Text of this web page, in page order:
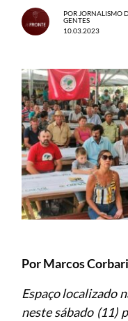
POR JORNALISMO
GENTES
10.03.2023
Por Marcos
Espaço localizado
neste sábado (11)